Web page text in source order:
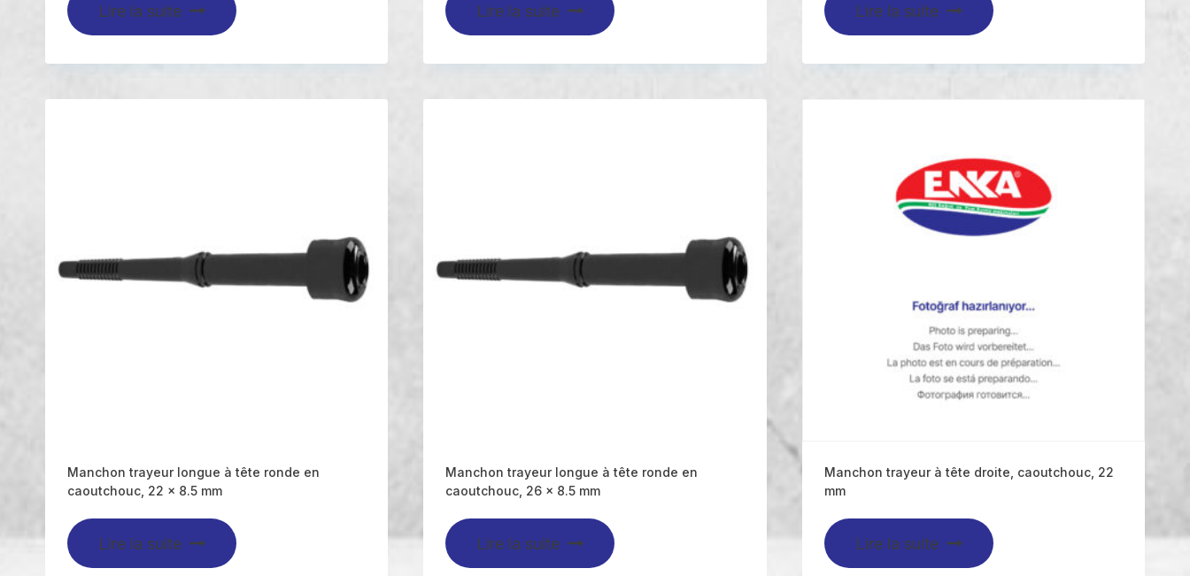
Lire la suite Lire la suite Lire la suite
Manchon trayeur longue à tête ronde en
caoutchouc, 22 x 8.5 mm
Lire la suite
Manchon trayeur longue à tête ronde en
caoutchouc, 26 x 8.5 mm
Lire la suite
Manchon trayeur à tête droite, caoutchouc, 22
mm
Lire la suite